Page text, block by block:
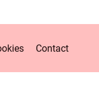
Contact